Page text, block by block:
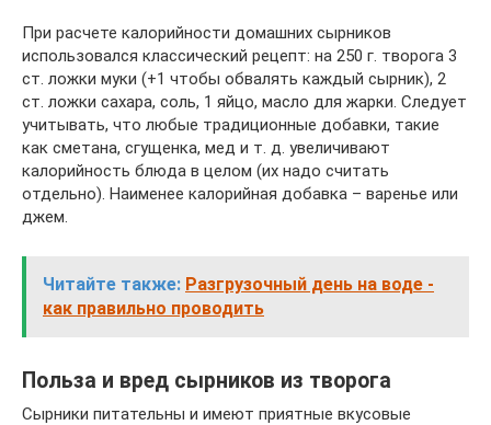
При расчете калорийности домашних сырников
использовался классический рецепт: на 250 г. творога 3
ст. ложки муки (+1 чтобы обвалять каждый сырник), 2
ст. ложки сахара, соль, 1 яйцо, масло для жарки. Следует
учитывать, что любые традиционные добавки, такие
как сметана, сгущенка, мед и т. д. увеличивают
калорийность блюда в целом (их надо считать
отдельно). Наименее калорийная добавка – варенье или
джем.
Читайте также: Разгрузочный день на воде -
как правильно проводить
Польза и вред сырников из творога
Сырники питательны и имеют приятные вкусовые